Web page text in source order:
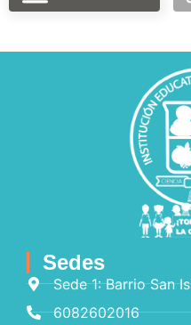
Sedes
Sede 1: Barrio San
6082602016